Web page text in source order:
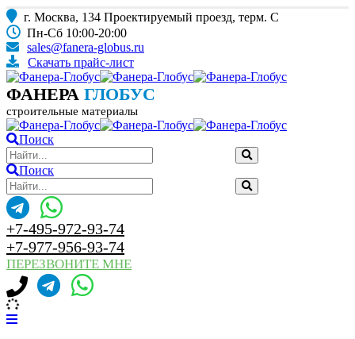
г. Москва, 134 Проектируемый проезд, терм. С
Пн-Сб 10:00-20:00
sales@fanera-globus.ru
Скачать прайс-лист
ФАНЕРА ГЛОБУС
строительные материалы
Поиск
Поиск
+7-495-972-93-74
+7-977-956-93-74
ПЕРЕЗВОНИТЕ МНЕ